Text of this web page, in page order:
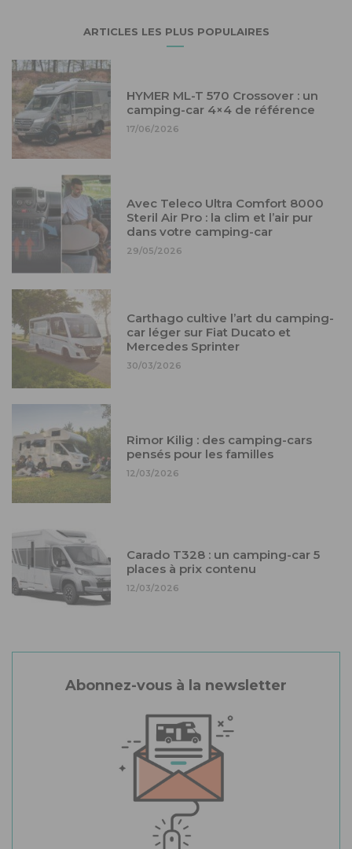
ARTICLES LES PLUS POPULAIRES
HYMER ML-T 570 Crossover : un
camping-car 4×4 de référence
17/06/2026
Avec Teleco Ultra Comfort 8000
Steril Air Pro : la clim et l’air pur
dans votre camping-car
29/05/2026
Carthago cultive l’art du camping-
car léger sur Fiat Ducato et
Mercedes Sprinter
30/03/2026
Rimor Kilig : des camping-cars
pensés pour les familles
12/03/2026
Carado T328 : un camping-car 5
places à prix contenu
12/03/2026
Abonnez-vous à la newsletter